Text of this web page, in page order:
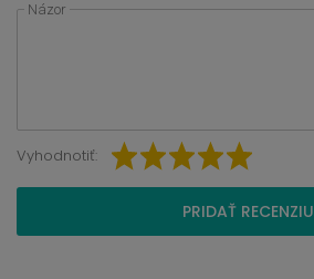
Názor
Vyhodnotiť:
PRIDAŤ RECENZIU